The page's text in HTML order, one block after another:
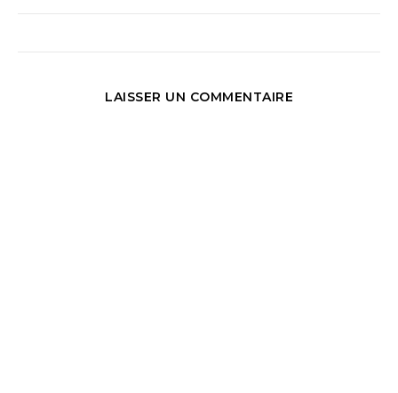
LAISSER UN COMMENTAIRE